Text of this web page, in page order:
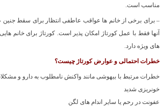
مناسب است.
– برای برخی از خانم ها عواقب عاطفی انتظار برای سقط جنین
های ویژه دارد.
خطرات احتمالی و عوارض کورتاژ چیست؟
خطرات مرتبط با بیهوشی مانند واکنش نامطلوب به دارو و
خونریزی شدید
عفونت در رحم یا سایر اندام های لگن